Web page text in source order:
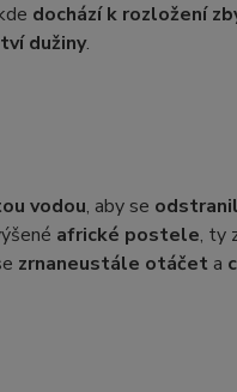
dochází k rozložení
dužiny.
vodou, aby se
africké postele, ty
zrnaneustále otáčet a